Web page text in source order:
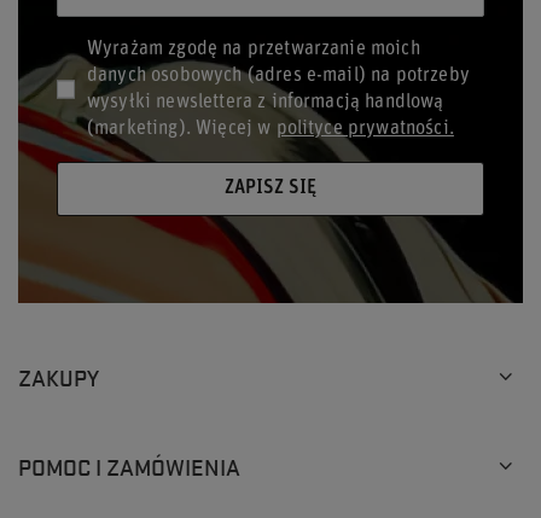
Wyrażam zgodę na przetwarzanie moich
danych osobowych (adres e-mail) na potrzeby
wysyłki newslettera z informacją handlową
(marketing). Więcej w polityce prywatności.
ZAPISZ SIĘ
ZAKUPY
POMOC I ZAMÓWIENIA